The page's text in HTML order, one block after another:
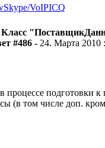
Skype/VoIPICQ
Класс
#486 - 24. Марта 2010
процессе подготовки
(в том числе доп.